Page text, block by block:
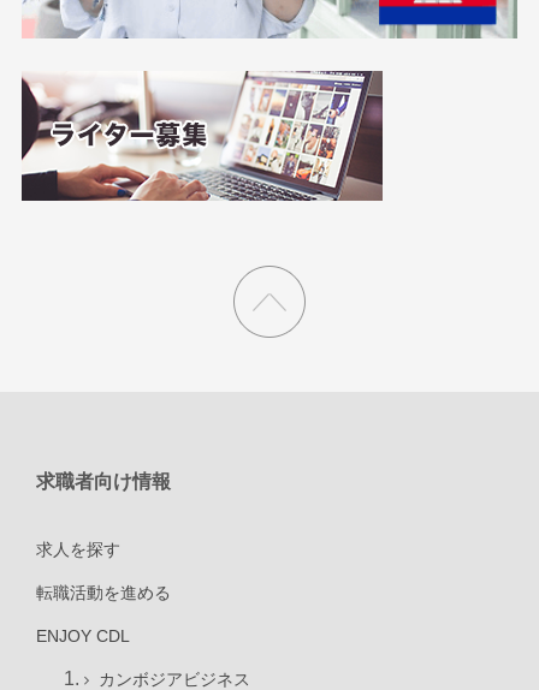
求職者向け情報
求人を探す
転職活動を進める
ENJOY CDL
カンボジアビジネス